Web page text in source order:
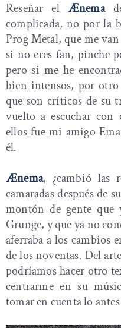
Reseñar el Ænema
complicada, no por la
Prog Metal, que me van
si no eres fan, pinche
pero si me he
bien intensos, por
que son críticos de su
vuelto a escuchar
ellos fue mi amigo
él.
Ænema, ¿cambió las
camaradas después de
montón de gente que
Grunge, y que ya no
aferraba a los cambios
de los noventas. Del
podríamos hacer otro
centrarme en su
tomar en cuenta lo